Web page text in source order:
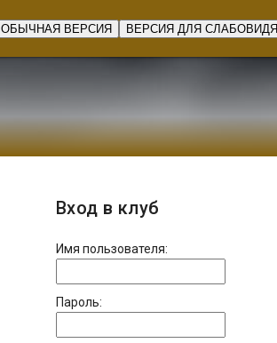
ОБЫЧНАЯ ВЕРСИЯ ВЕРСИЯ ДЛЯ
Вход в клуб
Имя пользователя:
Пароль: